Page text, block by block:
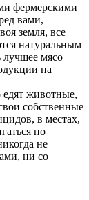
фермерскими
вами,
земля, все
натуральным
мясо
на
едят животные,
собственные
в местах,
по
не
ни со